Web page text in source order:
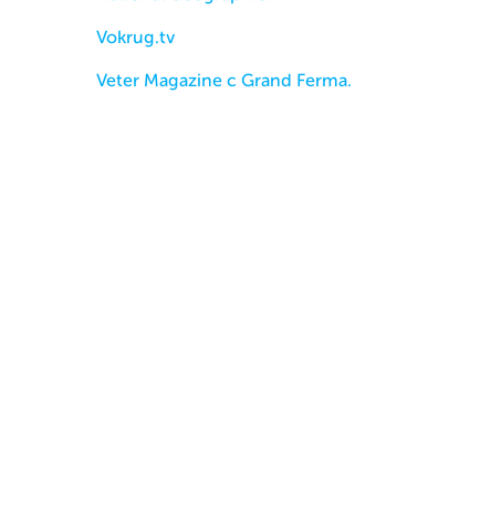
Vokrug.tv
Veter Magazine с Grand Ferma.